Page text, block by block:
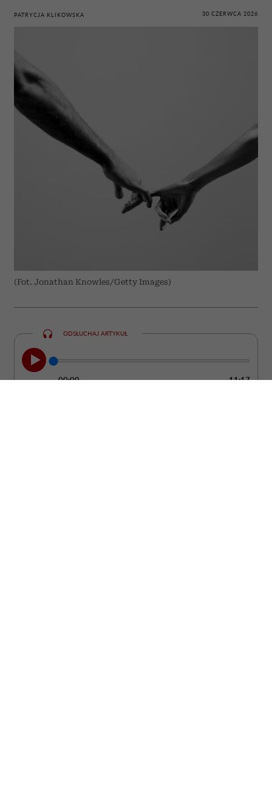
PATRYCJA KLIKOWSKA 30 CZERWCA 2026
(Fot. Jonathan Knowles/Getty Images)
ODSŁUCHAJ ARTYKUŁ
00:00 11:17